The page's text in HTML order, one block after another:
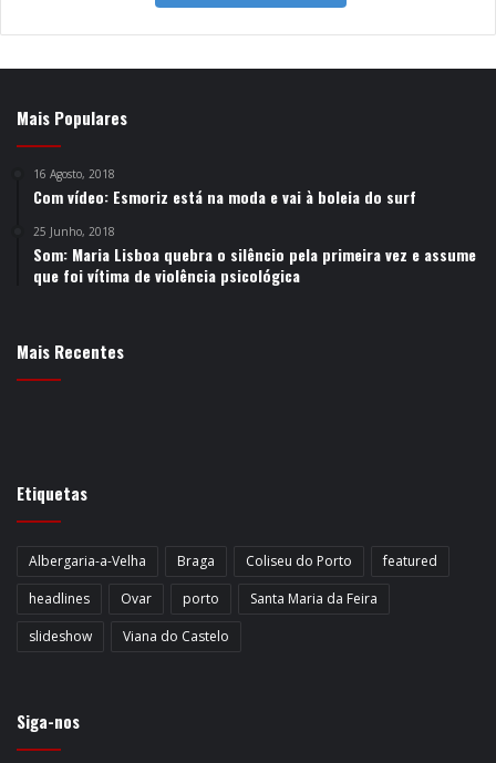
Mais Populares
16 Agosto, 2018
Com vídeo: Esmoriz está na moda e vai à boleia do surf
25 Junho, 2018
Som: Maria Lisboa quebra o silêncio pela primeira vez e assume
que foi vítima de violência psicológica
Mais Recentes
Etiquetas
Albergaria-a-Velha Braga Coliseu do Porto
featured
headlines
Ovar porto
Santa Maria da Feira
slideshow
Viana do Castelo
Siga-nos